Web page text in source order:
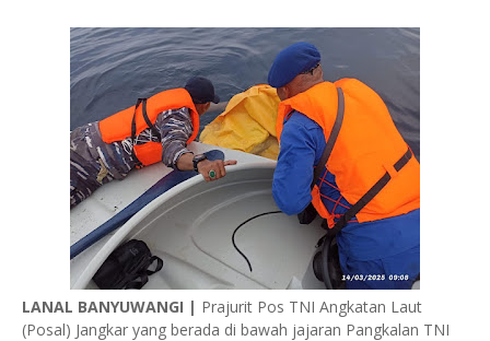
LANAL BANYUWANGI | Prajurit Pos TNI Angkatan Laut
(Posal) Jangkar yang berada di bawah jajaran Pangkalan TNI